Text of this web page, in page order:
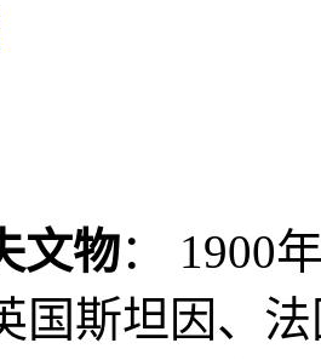
文物： 1900
国斯坦因、